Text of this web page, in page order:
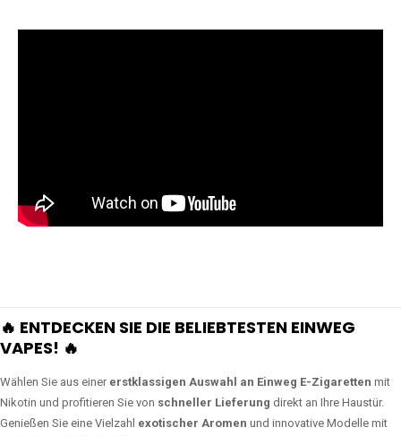
🔥 ENTDECKEN SIE DIE BELIEBTESTEN EINWEG
VAPES! 🔥
Wählen Sie aus einer erstklassigen Auswahl an Einweg E-Zigaretten mit
Nikotin und profitieren Sie von schneller Lieferung direkt an Ihre Haustür.
Genießen Sie eine Vielzahl exotischer Aromen und innovative Modelle mit